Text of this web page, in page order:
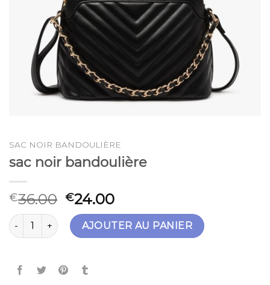
SAC NOIR BANDOULIÈRE
sac noir bandoulière
€36.00 €24.00
quantité de sac noir bandoulière
AJOUTER AU PANIER